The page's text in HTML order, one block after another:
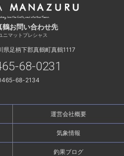
鶴お問い合わせ先
ニマットプレシャス
県足柄下郡真鶴町真鶴1117
68-0231
68-2134
運営会社概要
気象情報
釣果ブログ